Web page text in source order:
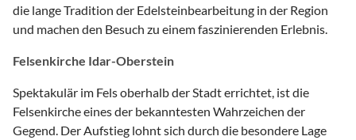
die lange Tradition der Edelsteinbearbeitung in der Region
und machen den Besuch zu einem faszinierenden Erlebnis.
Felsenkirche Idar-Oberstein
Spektakulär im Fels oberhalb der Stadt errichtet, ist die
Felsenkirche eines der bekanntesten Wahrzeichen der
Gegend. Der Aufstieg lohnt sich durch die besondere Lage